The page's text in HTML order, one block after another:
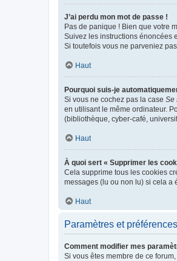
J’ai perdu mon mot de passe !
Pas de panique ! Bien que votre
Suivez les instructions énoncées
Si toutefois vous ne parveniez
Haut
Pourquoi suis-je
Si vous ne cochez pas la case Se
en utilisant le même ordinateur.
(bibliothèque, cyber-café,
Haut
À quoi sert « Supprimer les
Cela supprime tous les cookies
messages (lu ou non lu) si cela a
Haut
Paramètres et
Comment modifier mes
Si vous êtes membre de ce